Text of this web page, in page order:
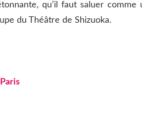
qu’il faut saluer
du Théâtre de Shizuoka.